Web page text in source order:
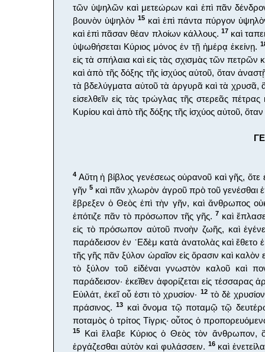
τῶν ὑψηλῶν καὶ μετεώρων καὶ ἐπὶ πᾶν
βουνὸν ὑψηλὸν 15 καὶ ἐπὶ πάντα πύργον
καὶ ἐπὶ πᾶσαν θέαν πλοίων κάλλους. 17 καὶ
ὑψωθήσεται Κύριος μόνος ἐν τῇ ἡμέρᾳ ἐκείνῃ.
εἰς τὰ σπήλαια καὶ εἰς τὰς σχισμὰς τῶν
καὶ ἀπὸ τῆς δόξης τῆς ἰσχύος αὐτοῦ, ὅταν
τὰ βδελύγματα αὐτοῦ τὰ ἀργυρᾶ καὶ τὰ χρυσᾶ, ἃ
εἰσελθεῖν εἰς τὰς τρώγλας τῆς στερεᾶς
Κυρίου καὶ ἀπὸ τῆς δόξης τῆς ἰσχύος αὐτοῦ,
4 Αὕτη ἡ βίβλος γενέσεως οὐρανοῦ καὶ γῆς,
γῆν5 καὶ πᾶν χλωρὸν ἀγροῦ πρὸ τοῦ γενέσθαι
ἔβρεξεν ὁ Θεὸς ἐπὶ τὴν γῆν, καὶ ἄνθρωπος
ἐπότιζε πᾶν τὸ πρόσωπον τῆς γῆς. 7 καὶ
εἰς τὸ πρόσωπον αὐτοῦ πνοὴν ζωῆς, καὶ
παράδεισον ἐν ᾿Εδὲμ κατὰ ἀνατολὰς καὶ
τῆς γῆς πᾶν ξύλον ὡραῖον εἰς ὅρασιν καὶ
τὸ ξύλον τοῦ εἰδέναι γνωστὸν καλοῦ καὶ
παράδεισον· ἐκεῖθεν ἀφορίζεται εἰς τέσσαρας
Εὐιλάτ, ἐκεῖ οὗ ἐστι τὸ χρυσίον· 12τὸ δὲ χρυσίον
πράσινος.13
καὶ ὄνομα τῷ ποταμῷ τῷ
ποταμὸς ὁ τρίτος Τίγρις· οὗτος ὁ
15
Καὶ ἔλαβε Κύριος ὁ Θεὸς τὸν ἄνθρωπον,
ἐργάζεσθαι αὐτὸν καὶ φυλάσσειν. 16καὶ